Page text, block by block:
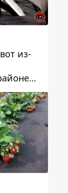
из-